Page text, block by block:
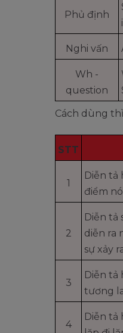
Phủ định
Nghi vấn
Wh -
question
Cách dùng
STT
1
Diễn tả
điểm
2
Diễn tả
diễn ra
sự xảy
3
Diễn tả
tương
4
Diễn tả